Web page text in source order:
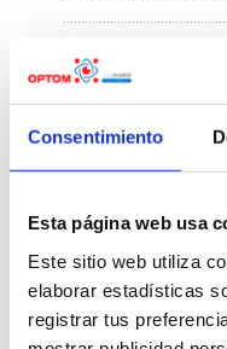
Consentimiento
Esta página web usa
Este sitio web utiliza
elaborar estadísticas
registrar tus
Los estudios
esclera es
asimétrica que
permite, en
de una lente
ságita
consiguiendo
significativo en
segundo